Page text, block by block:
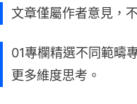
文章僅屬作者意見，
01專欄精選不同範疇
更多維度思考。